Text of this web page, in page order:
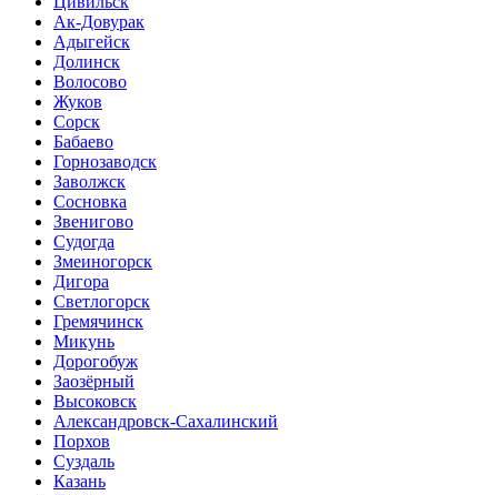
Ак-Довурак
Адыгейск
Долинск
Волосово
Жуков
Сорск
Бабаево
Горнозаводск
Заволжск
Сосновка
Звенигово
Судогда
Змеиногорск
Дигора
Светлогорск
Гремячинск
Микунь
Дорогобуж
Заозёрный
Высоковск
Александровск-Сахалинский
Порхов
Суздаль
Казань